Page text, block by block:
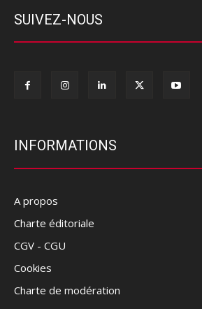
SUIVEZ-NOUS
INFORMATIONS
A propos
Charte éditoriale
CGV - CGU
Cookies
Charte de modération